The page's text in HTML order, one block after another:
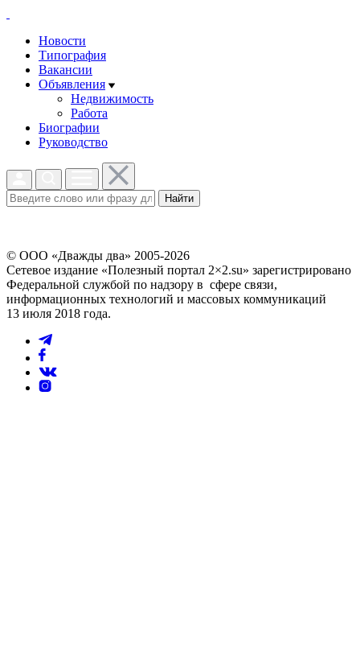
Новости
Типография
Вакансии
Объявления
Недвижимость
Работа
Биографии
Руководство
Найти
© ООО «Дважды два» 2005-2026
Сетевое издание «Полезный портал 2×2.su» зарегистрировано
Федеральной службой по надзору в сфере связи,
информационных технологий и массовых коммуникаций
13 июля 2018 года.